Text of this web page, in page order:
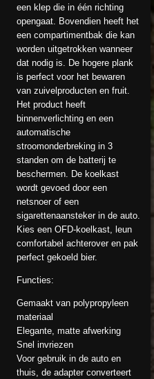
een klep die in één richting
opengaat. Bovendien heeft het
een compartimentbak die kan
worden uitgetrokken wanneer
dat nodig is. De hogere plank
is perfect voor het bewaren
van zuivelproducten en fruit.
Het product heeft
binnenverlichting en een
automatische
stroomonderbreking in 3
standen om de batterij te
beschermen. De koelkast
wordt gevoed door een
netsnoer of een
sigarettenaansteker in de auto.
Kies een OFD-koelkast, leun
comfortabel achterover en pak
perfect gekoeld bier.
Functies:
Gemaakt van polypropyleen
materiaal
Elegante, matte afwerking
Snel invriezen
Voor gebruik in de auto en
thuis, de adapter converteert